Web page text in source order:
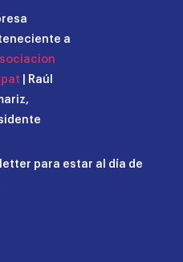
a
| Raúl
para estar al día de